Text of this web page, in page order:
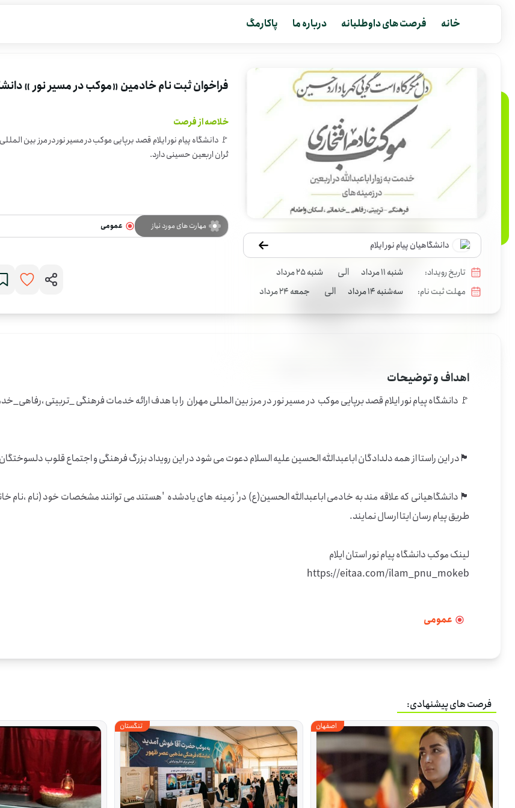
خانه فرصت های داوطلبانه درباره ما پاکارمگ
دانشگاهیان پیام نور ایلام
فراخوان ثبت نام خادمین «موکب در مسیر نور »
خلاصه از فرصت
ئران اربعین حسینی دارد.
مهارت های مورد نیاز
عمومی
تاریخ رویداد: شنبه 11 مرداد الی
شنبه 25 مرداد
مهلت ثبت نام:
سه‌شنبه 14 مرداد الی جمعه 24 مرداد
اهداف و توضیحات
🏴 دانشگاهیانی که علاقه مند به خادمی اباعبدالله الحسین(ع) در' زمینه های یادشده  'هستند می توانند مشخصات خود (نام ،نام
https://eitaa.com/ilam_pnu_mokeb
عمومی
فرصت های پیشنهادی:
اصفهان تنگستان